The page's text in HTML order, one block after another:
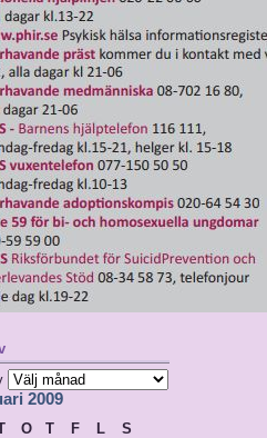
2009
O T F L
S